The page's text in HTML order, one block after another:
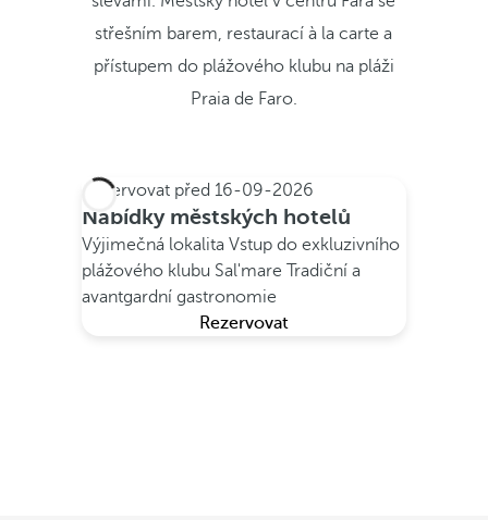
střešním barem, restaurací à la carte a
přístupem do plážového klubu na pláži
Praia de Faro.
Rezervovat před 16-09-2026
Nabídky městských hotelů
Výjimečná lokalita Vstup do exkluzivního
plážového klubu Sal'mare Tradiční a
avantgardní gastronomie
Rezervovat